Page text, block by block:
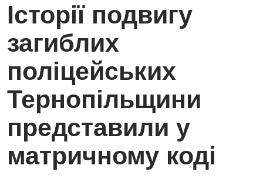
Історії подвигу
загиблих
поліцейських
Тернопільщини
представили у
матричному коді